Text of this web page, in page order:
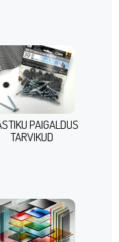
PAIGALDUS
TARVIKUD